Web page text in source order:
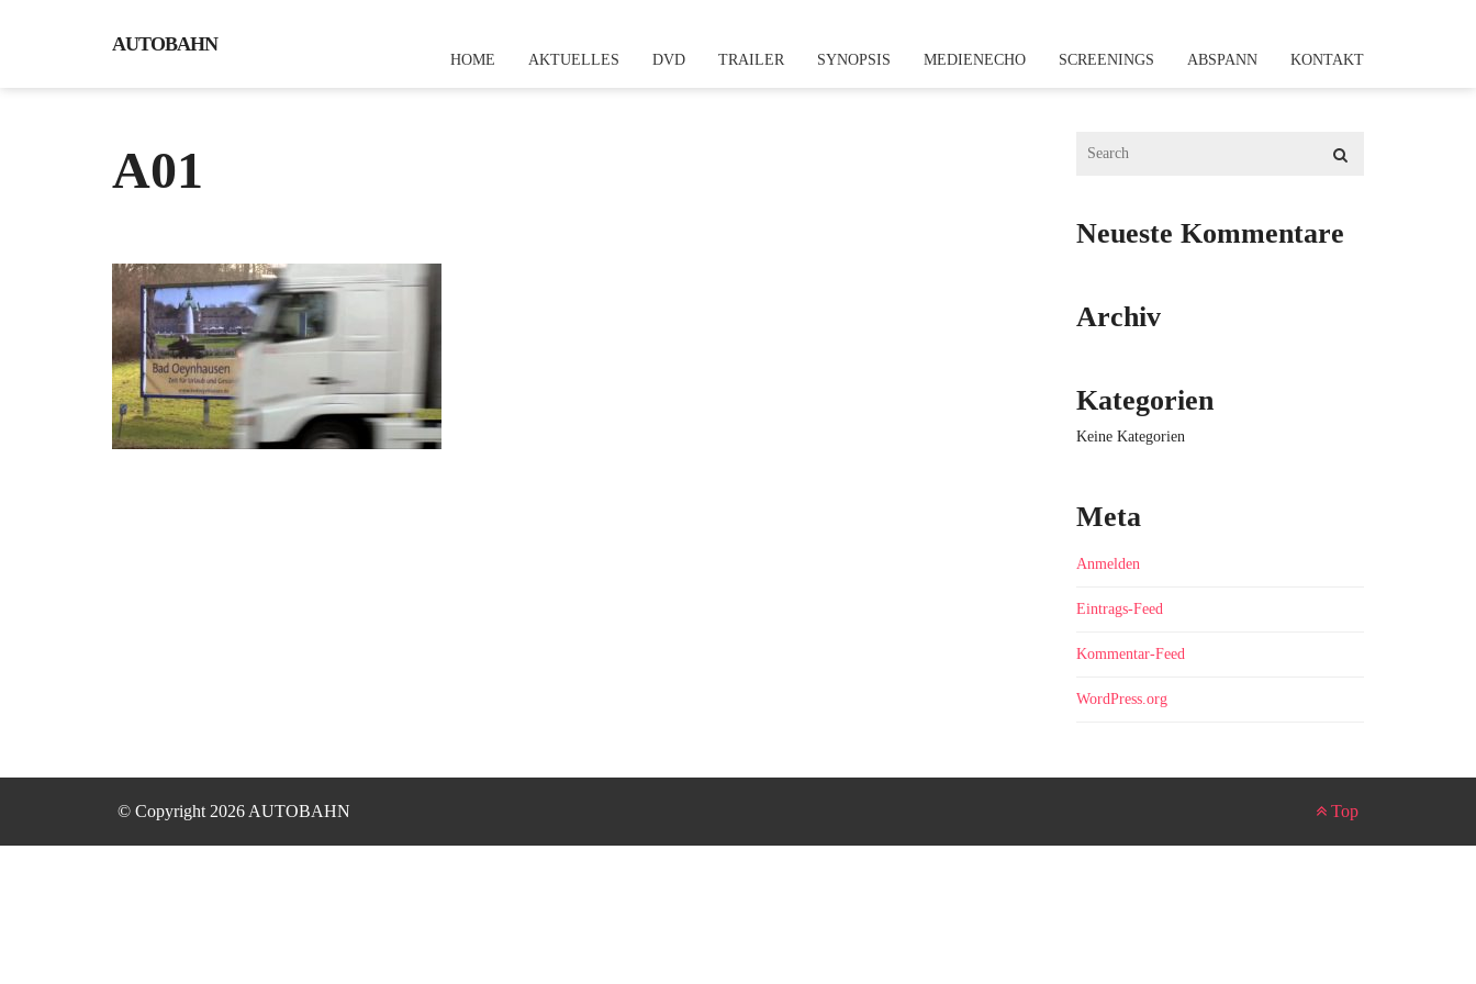
AUTOBAHN
HOME AKTUELLES DVD TRAILER SYNOPSIS MEDIENECHO SCREENINGS ABSPANN KONTAKT
A01
Neueste Kommentare
Archiv
Kategorien
Keine Kategorien
Meta
Anmelden
Eintrags-Feed
Kommentar-Feed
WordPress.org
© Copyright 2026 AUTOBAHN Top